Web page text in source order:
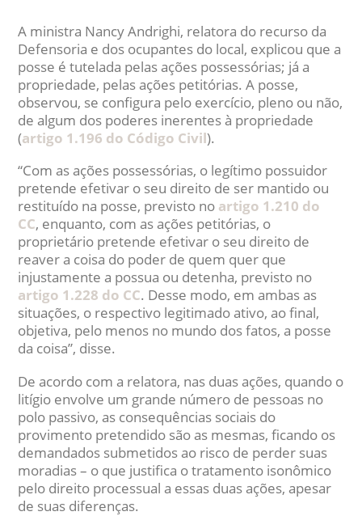
A ministra Nancy Andrighi, relatora do recurso da
Defensoria e dos ocupantes do local, explicou que a
posse é tutelada pelas ações possessórias; já a
propriedade, pelas ações petitórias. A posse,
observou, se configura pelo exercício, pleno ou não,
de algum dos poderes inerentes à propriedade
(artigo 1.196 do Código Civil).
“Com as ações possessórias, o legítimo possuidor
pretende efetivar o seu direito de ser mantido ou
restituído na posse, previsto no artigo 1.210 do
CC, enquanto, com as ações petitórias, o
proprietário pretende efetivar o seu direito de
reaver a coisa do poder de quem quer que
injustamente a possua ou detenha, previsto no
artigo 1.228 do CC. Desse modo, em ambas as
situações, o respectivo legitimado ativo, ao final,
objetiva, pelo menos no mundo dos fatos, a posse
da coisa”, disse.
De acordo com a relatora, nas duas ações, quando o
litígio envolve um grande número de pessoas no
polo passivo, as consequências sociais do
provimento pretendido são as mesmas, ficando os
demandados submetidos ao risco de perder suas
moradias – o que justifica o tratamento isonômico
pelo direito processual a essas duas ações, apesar
de suas diferenças.